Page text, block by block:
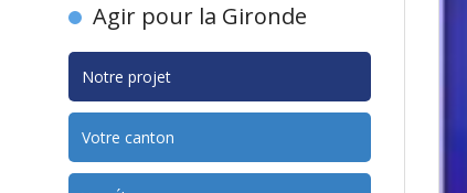
Agir pour la Gironde
Notre projet
Votre canton